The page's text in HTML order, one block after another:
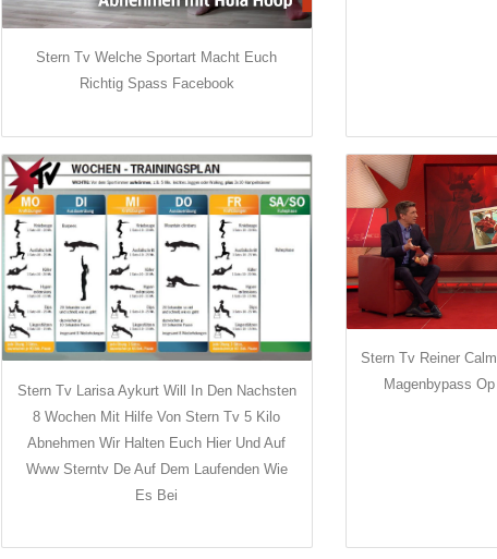
Stern Tv Welche Sportart Macht Euch
Richtig Spass Facebook
Stern Tv Larisa Aykurt Will In Den Nachsten
8 Wochen Mit Hilfe Von Stern Tv 5 Kilo
Abnehmen Wir Halten Euch Hier Und Auf
Www Sterntv De Auf Dem Laufenden Wie
Es Bei
Stern Tv Reiner
Magenbypass